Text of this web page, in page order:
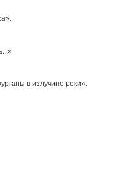
в излучине реки».